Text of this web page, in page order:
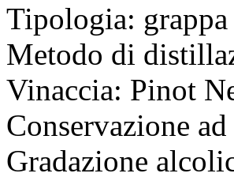
Tipologia:
Metodo di
Vinaccia: Pinot
Conservazione
Gradazione